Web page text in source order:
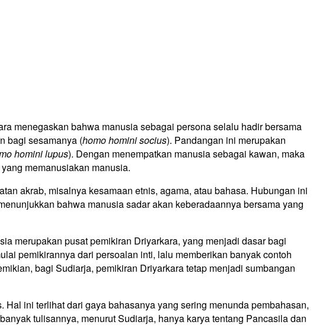
menegaskan bahwa manusia sebagai persona selalu hadir bersama
bagi sesamanya (homo homini socius). Pandangan ini merupakan
homini lupus). Dengan menempatkan manusia sebagai kawan, maka
memanusiakan manusia.
akrab, misalnya kesamaan etnis, agama, atau bahasa. Hubungan ini
bahwa manusia sadar akan keberadaannya bersama yang
merupakan pusat pemikiran Driyarkara, yang menjadi dasar bagi
pemikirannya dari persoalan inti, lalu memberikan banyak contoh
bagi Sudiarja, pemikiran Driyarkara tetap menjadi sumbangan
ini terlihat dari gaya bahasanya yang sering menunda pembahasan,
tulisannya, menurut Sudiarja, hanya karya tentang Pancasila dan